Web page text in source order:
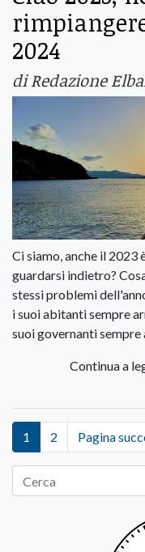
2024
di Redazione
Ci siamo, anche il 2023
guardarsi indietro?
stessi problemi
i suoi abitanti sempre
suoi governanti
Continua a
1 2 Pagina